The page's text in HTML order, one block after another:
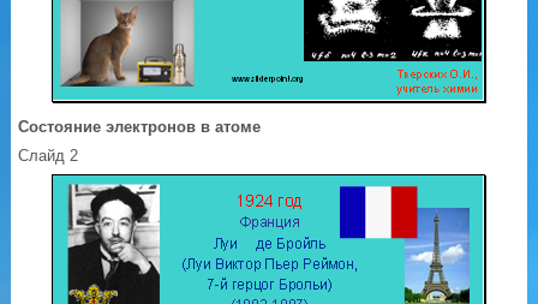
Состояние электронов в атоме
Слайд 2